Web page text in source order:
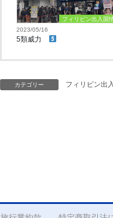
フィリピン出入国
2023/05/16
5類威力
カテゴリー フィリピン出